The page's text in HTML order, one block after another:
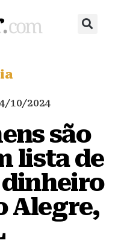
10/2024
são
lista de
dinheiro
Alegre,